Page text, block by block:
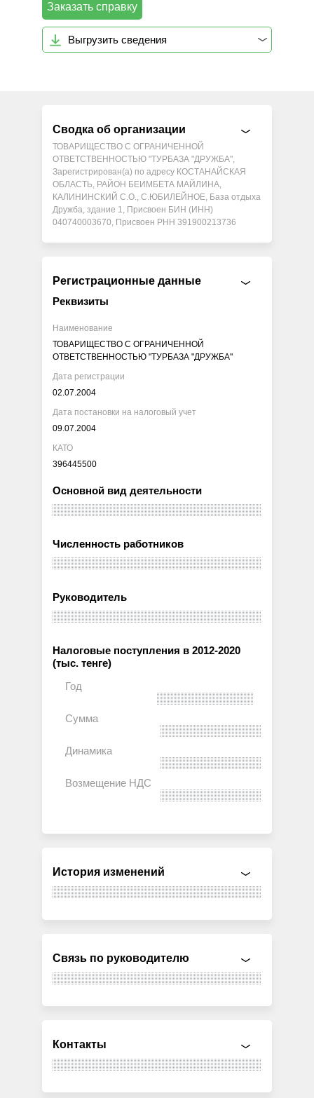
Заказать справку
Выгрузить сведения
Сводка об организации
ТОВАРИЩЕСТВО С ОГРАНИЧЕННОЙ
ОТВЕТСТВЕННОСТЬЮ "ТУРБАЗА "ДРУЖБА",
Зарегистрирован(а) по адресу КОСТАНАЙСКАЯ
ОБЛАСТЬ, РАЙОН БЕИМБЕТА МАЙЛИНА,
КАЛИНИНСКИЙ С.О., С.ЮБИЛЕЙНОЕ, База отдыха
Дружба, здание 1, Присвоен БИН (ИНН)
040740003670, Присвоен РНН 391900213736
Регистрационные данные
Реквизиты
Наименование
ТОВАРИЩЕСТВО С ОГРАНИЧЕННОЙ
ОТВЕТСТВЕННОСТЬЮ "ТУРБАЗА "ДРУЖБА"
Дата регистрации
02.07.2004
Дата постановки на налоговый учет
09.07.2004
КАТО
396445500
Основной вид деятельности
Численность работников
Руководитель
Налоговые поступления в 2012-2020
(тыс. тенге)
История изменений
Связь по руководителю
Контакты